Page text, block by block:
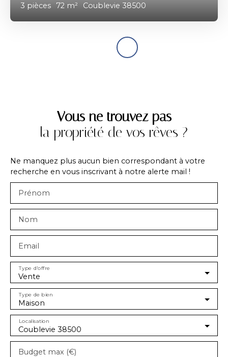
3 pièces 72 m² Coublevie 38500
Vous ne trouvez pas
la propriété de vos rêves ?
Ne manquez plus aucun bien correspondant à votre
recherche en vous inscrivant à notre alerte mail !
Prénom
Nom
Email
Vente
Type d'offre
Maison
Type de bien
Coublevie 38500
Localisation
Budget max (€)